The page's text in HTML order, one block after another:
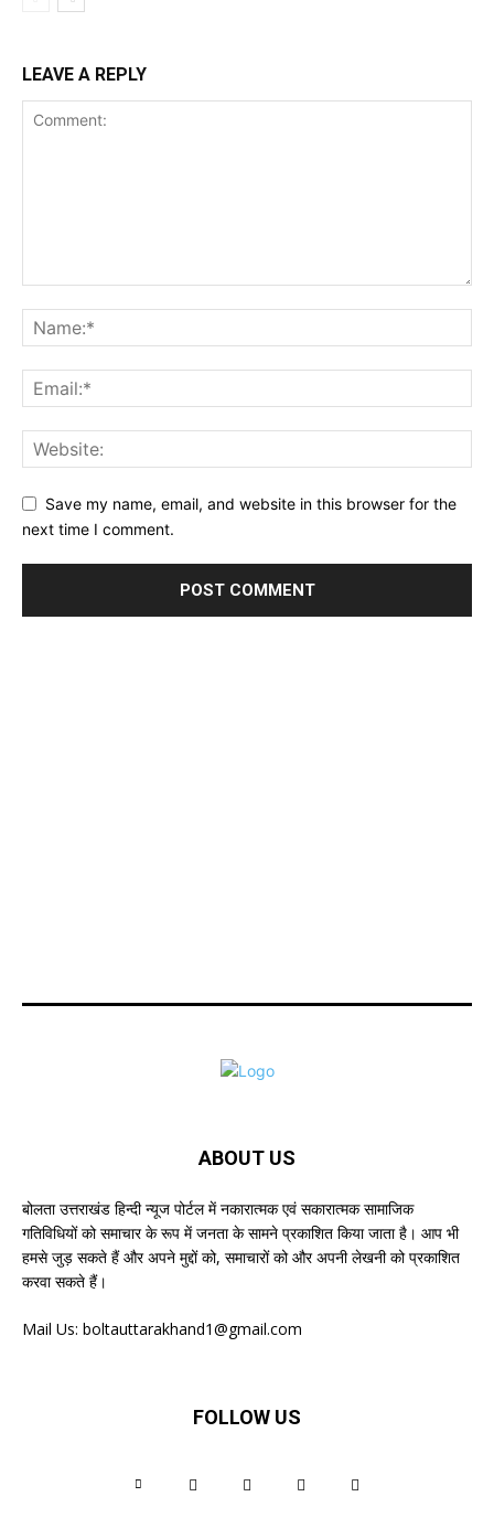
LEAVE A REPLY
Save my name, email, and website in this browser for the
next time I comment.
ABOUT US
बोलता उत्तराखंड हिन्दी न्यूज पोर्टल में नकारात्मक एवं सकारात्मक सामाजिक
गतिविधियों को समाचार के रूप में जनता के सामने प्रकाशित किया जाता है। आप भी
हमसे जुड़ सकते हैं और अपने मुद्दों को, समाचारों को और अपनी लेखनी को प्रकाशित
करवा सकते हैं।
Mail Us: boltauttarakhand1@gmail.com
FOLLOW US